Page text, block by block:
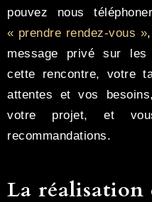
pouvez nous
« prendre rendez-vous »
message privé sur les
cette rencontre, votre
attentes et vos
votre projet, et
recommandations.
La réalisation